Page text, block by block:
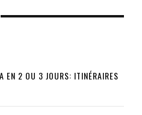
EN 2 OU 3 JOURS: ITINÉRAIRES